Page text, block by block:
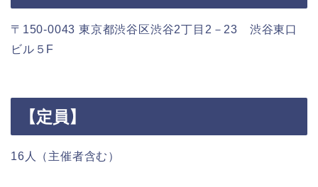
〒150-0043 東京都渋谷区渋谷2丁目2－23 渋谷東口
ビル５F
【定員】
16人（主催者含む）